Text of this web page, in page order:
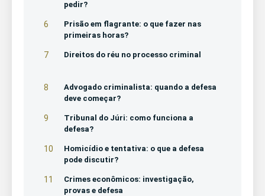
pedir?
6
Prisão em flagrante: o que fazer nas
primeiras horas?
7 Direitos do réu no processo criminal
8
Advogado criminalista: quando a defesa
deve começar?
9
Tribunal do Júri: como funciona a
defesa?
10
Homicídio e tentativa: o que a defesa
pode discutir?
11
Crimes econômicos: investigação,
provas e defesa